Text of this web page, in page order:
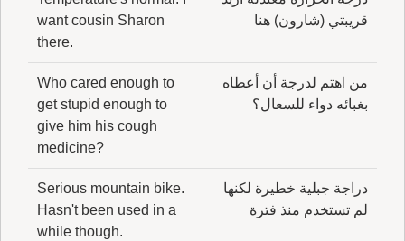
قريبتي (شارون) هنا
want cousin Sharon
there.
من اهتم لدرجة أن أعطاه
بغبائه دواء للسعال؟
Who cared enough to
get stupid enough to
give him his cough
medicine?
دراجة جبلية خطيرة لكنها
لم تستخدم منذ فترة
Serious mountain bike.
Hasn't been used in a
while though.